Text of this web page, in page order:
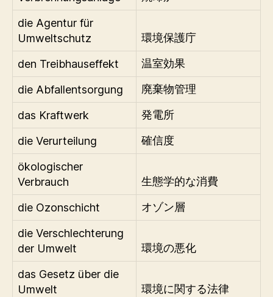
die Agentur für
Umweltschutz
環境保護庁
den Treibhauseffekt 温室効果
die Abfallentsorgung 廃棄物管理
das Kraftwerk 発電所
die Verurteilung 確信度
ökologischer
Verbrauch
生態学的な消費
die Ozonschicht オゾン層
die Verschlechterung
der Umwelt
環境の悪化
das Gesetz über die
Umwelt
環境に関する法律